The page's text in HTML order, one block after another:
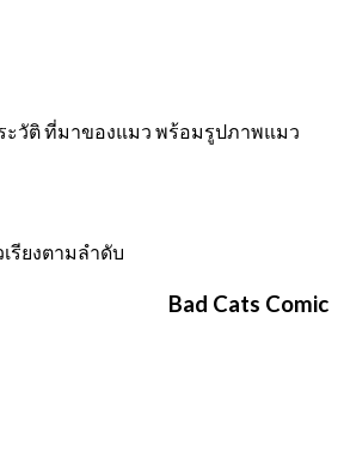
ะวัติ ที่มาของแมว พร้อมรูปภาพแมว
รียงตามลำดับ
Bad Cats Comic